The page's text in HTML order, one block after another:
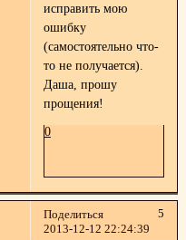
исправить мою
ошибку
(самостоятельно что-
то не получается).
Даша, прошу
прощения!
0
Поделиться
5
2013-12-12 22:24:39